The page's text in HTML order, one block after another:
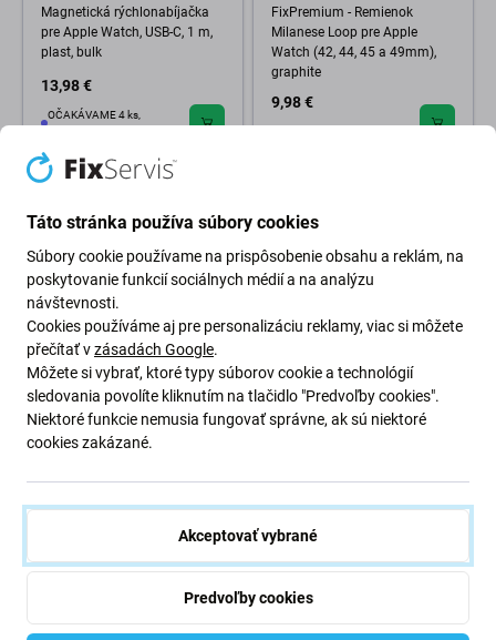
Magnetická rýchlonabíjačka
pre Apple Watch, USB-C, 1 m,
plast, bulk
13,98 €
OČAKÁVAME 4 ks,
FixPremium - Remienok
Milanese Loop pre Apple
Watch (42, 44, 45 a 49mm),
graphite
9,98 €
FixPremium
FixPremium - Remienok Alpine
Loop pre Apple Watch (42, 44,
7,98 €
FixPremium
FixPremium - Silikónový
5,98 €
Táto stránka používa súbory cookies
Súbory cookie používame na prispôsobenie obsahu a reklám, na
poskytovanie funkcií sociálnych médií a na analýzu
návštevnosti.
Cookies používáme aj pre personalizáciu reklamy, viac si môžete
přečítať vzásadách Google.
Môžete si vybrať, ktoré typy súborov cookie a technológií
sledovania povolíte kliknutím na tlačidlo "Predvoľby cookies".
Niektoré funkcie nemusia fungovať správne, ak sú niektoré
cookies zakázané.
Akceptovať vybrané
Predvoľby cookies